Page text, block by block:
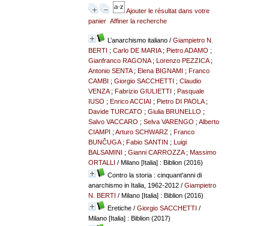
Ajouter le résultat dans votre
panier Affiner la recherche
L’anarchismo italiano/ Giampietro N.
BERTI ; Carlo DE MARIA; Pietro ADAMO ;
Gianfranco RAGONA; Lorenzo PEZZICA;
Antonio SENTA; Elena BIGNAMI ; Franco
CAMBI ; Giorgio SACCHETTI ; Claudio
VENZA; Fabrizio GIULIETTI ; Pasquale
IUSO ; Enrico ACCIAI ; Pietro DI PAOLA;
Davide TURCATO ; Giulia BRUNELLO ;
Salvo VACCARO ; Selva VARENGO ; Alberto
CIAMPI ; Arturo SCHWARZ; Franco
BUNČUGA; Fabio SANTIN ; Luigi
BALSAMINI ; Gianni CARROZZA; Massimo
ORTALLI / Milano [Italia] : Biblion (2016)
Contro la storia : cinquant'anni di
anarchismo in Italia, 1962-2012/ Giampietro
N. BERTI / Milano [Italia] : Biblion (2016)
Eretiche/ Giorgio SACCHETTI /
Milano [Italia] : Biblion (2017)